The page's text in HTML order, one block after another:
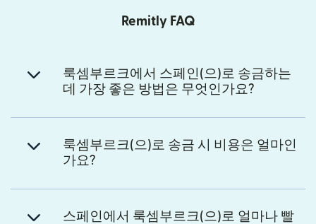
Remitly FAQ
룩셈부르크에서 스페인(으)로 송금하는
데 가장 좋은 방법은 무엇인가요?
룩셈부르크(으)로 송금 시 비용은 얼마인
가요?
스페인에서 룩셈부르크(으)로 얼마나 빨